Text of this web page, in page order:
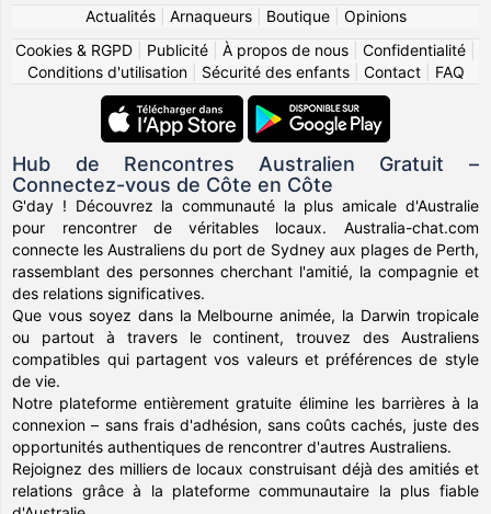
Actualités| Arnaqueurs| Boutique| Opinions
Cookies & RGPD
Publicité À propos de nous Confidentialité
Conditions d'utilisation| Sécurité des enfants| Contact| FAQ
Hub de Rencontres Australien Gratuit –
Connectez-vous de Côte en Côte
G'day ! Découvrez la communauté la plus amicale d'Australie
pour rencontrer de véritables locaux. Australia-chat.com
connecte les Australiens du port de Sydney aux plages de Perth,
rassemblant des personnes cherchant l'amitié, la compagnie et
des relations significatives.
Que vous soyez dans la Melbourne animée, la Darwin tropicale
ou partout à travers le continent, trouvez des Australiens
compatibles qui partagent vos valeurs et préférences de style
de vie.
Notre plateforme entièrement gratuite élimine les barrières à la
connexion – sans frais d'adhésion, sans coûts cachés, juste des
opportunités authentiques de rencontrer d'autres Australiens.
Rejoignez des milliers de locaux construisant déjà des amitiés et
relations grâce à la plateforme communautaire la plus fiable